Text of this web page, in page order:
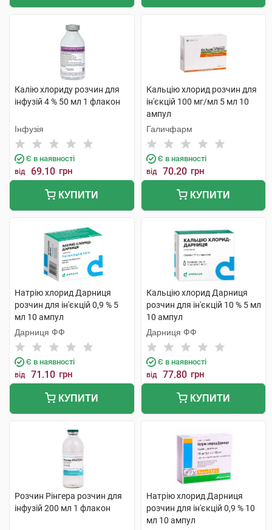
Калію хлориду розчин для
інфузій 4 % 50 мл 1 флакон
Інфузія
Є в наявності
від 69.10 грн
КУПИТИ
Кальцію хлорид розчин для
ін'єкцій 100 мг/мл 5 мл 10
ампул
Галичфарм
Є в наявності
від 70.20 грн
КУПИТИ
Натрію хлорид Дарниця
розчин для ін'єкцій 0,9 % 5
мл 10 ампул
Дарниця ФФ
Є в наявності
від 71.10 грн
КУПИТИ
Кальцію хлорид Дарниця
розчин для ін'єкцій 10 % 5 мл
10 ампул
Дарниця ФФ
Є в наявності
від 77.80 грн
КУПИТИ
Розчин Рінгера розчин для
інфузій 200 мл 1 флакон
Натрію хлорид Дарниця
розчин для ін'єкцій 0,9 % 10
мл 10 ампул